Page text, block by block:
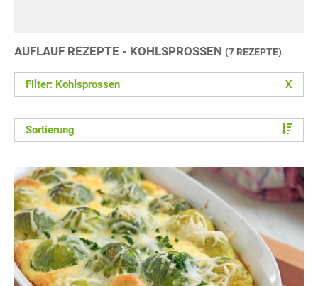
AUFLAUF REZEPTE - KOHLSPROSSEN (7 REZEPTE)
Filter: Kohlsprossen X
Sortierung